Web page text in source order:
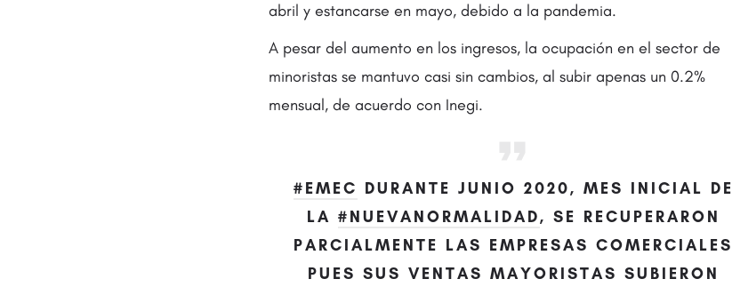
abril y estancarse en mayo, debido a la pandemia.
A pesar del aumento en los ingresos, la ocupación en el sector de
minoristas se mantuvo casi sin cambios, al subir apenas un 0.2%
mensual, de acuerdo con Inegi.
#EMEC DURANTE JUNIO 2020, MES INICIAL DE
LA #NUEVANORMALIDAD, SE RECUPERARON
PARCIALMENTE LAS EMPRESAS COMERCIALES
PUES SUS VENTAS MAYORISTAS SUBIERON